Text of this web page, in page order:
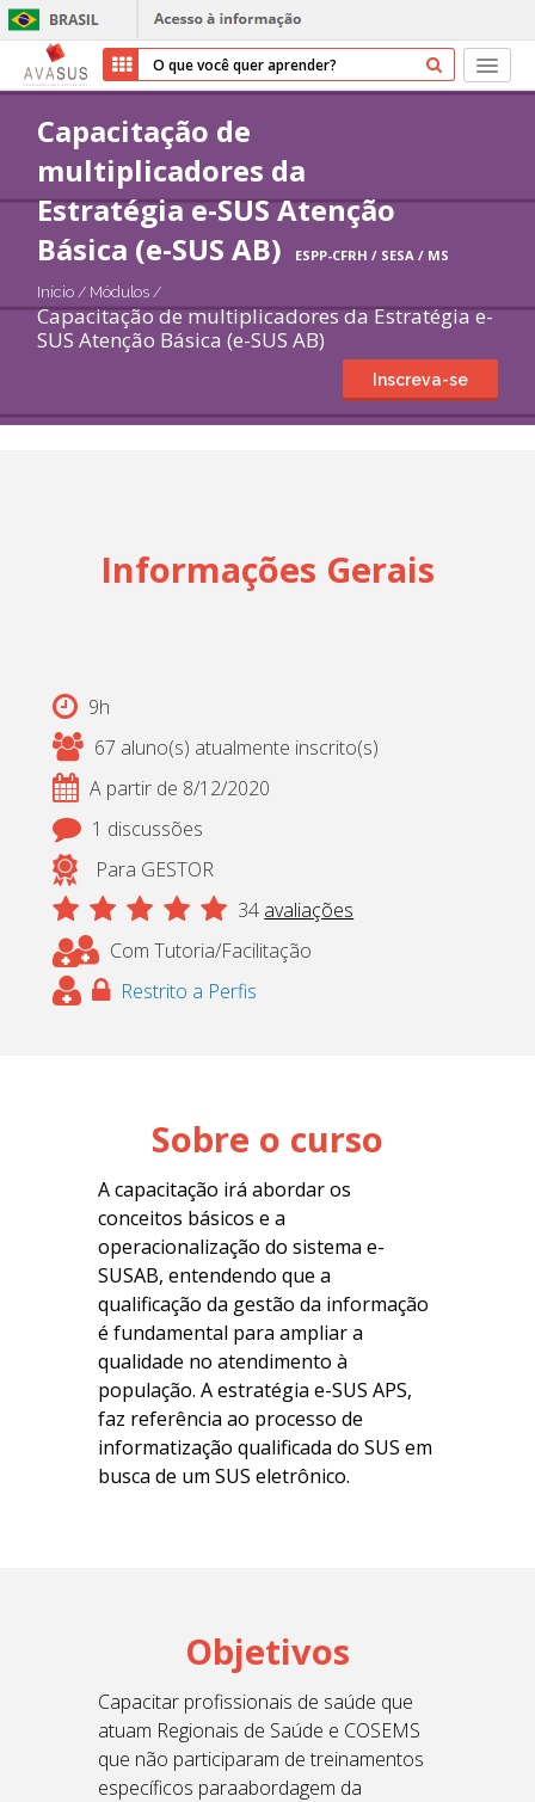
Cursos
Transparência
Ajuda
Capacitação de
multiplicadores da
Estratégia e-SUS Atenção
Básica (e-SUS AB)
ESPP-CFRH / SESA / MS
Início / Módulos/
Capacitação de multiplicadores da Estratégia e-
SUS Atenção Básica (e-SUS AB)
Inscreva-se
Informações Gerais
9h
67 aluno(s) atualmente inscrito(s)
A partir de 8/12/2020
1 discussões
Para GESTOR
34 avaliações
Com Tutoria/Facilitação
Restrito a Perfis
Sobre o curso
A capacitação irá abordar os
conceitos básicos e a
operacionalização do sistema e-
SUSAB, entendendo que a
qualificação da gestão da informação
é fundamental para ampliar a
qualidade no atendimento à
população. A estratégia e-SUS APS,
faz referência ao processo de
informatização qualificada do SUS em
busca de um SUS eletrônico.
Objetivos
Capacitar profissionais de saúde que
atuam Regionais de Saúde e COSEMS
que não participaram de treinamentos
específicos paraabordagem da